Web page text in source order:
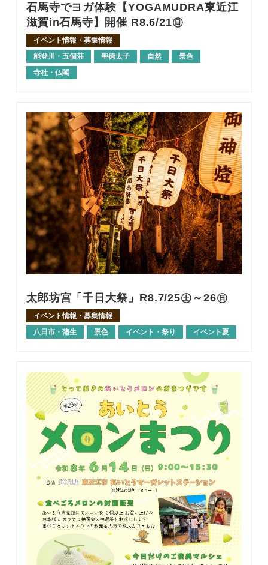
石馬寺でヨガ体験【YOGAMUDRA東近江
滋賀in石馬寺】開催 R8.6/21㊐
イベント情報・募集情報
能登川・五個荘
聖徳太子 自然
景色
寺社・仏閣
太郎坊宮「千日大祭」R8.7/25㊏～26㊐
イベント情報・募集情報
八日市・蒲生
景色 イベント・祭り イベント夏